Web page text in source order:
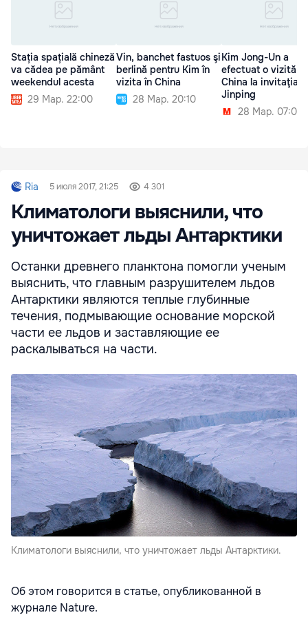
Stația spațială chineză
va cădea pe pământ
weekendul acesta
29 Мар. 22:00
Vin, banchet fastuos şi
berlină pentru Kim în
vizita în China
28 Мар. 20:10
Kim Jong-Un a
efectuat o vizită în
China la invitaţia
Jinping
28 Мар. 07:00
Ria 5 июля 2017, 21:25 4 301
Климатологи выяснили, что
уничтожает льды Антарктики
Останки древнего планктона помогли ученым
выяснить, что главным разрушителем льдов
Антарктики являются теплые глубинные
течения, подмывающие основание морской
части ее льдов и заставляющие ее
раскалываться на части.
Климатологи выяснили, что уничтожает льды Антарктики.
Об этом говорится в статье, опубликованной в
журнале Nature.